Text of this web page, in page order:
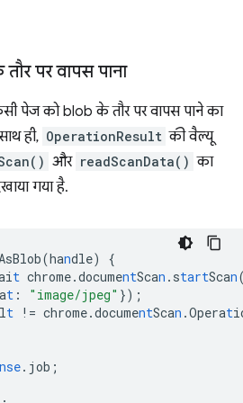
पर वापस पाना
पेज को blob के तौर पर वापस पाने का
ही, OperationResult की वैल्यू
और readScanData() का
गया है.
ndle)
{
t chrome.documentScan .startScan
t : "image/jpeg" });
t != chrome.documentScan .Operat
nse.job;